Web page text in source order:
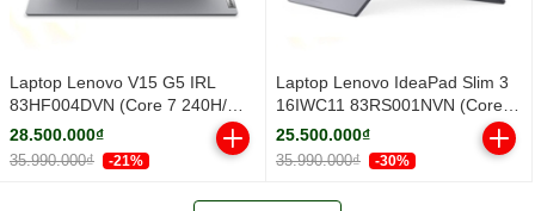
Laptop Lenovo V15 G5 IRL
83HF004DVN (Core 7 240H/
16GB/ 512GB SSD/ 15.6 inch
FHD/ Win11/ Grey/ 2Y)
28.500.000₫
35.990.000₫ -21%
Laptop Lenovo IdeaPad Slim 3
16IWC11 83RS001NVN (Core 5
320H/ 16GB/ 512GB SSD/ 16
inch WUXGA/ Win11/ Grey/ Vỏ
nhôm/ 2Y)
25.500.000₫
35.990.000₫ -30%